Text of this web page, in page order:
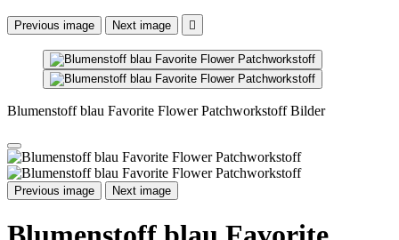
 Ausdrucken
Beschreibung
Farbe: hellblau rot grün weiß
Grund
Material: 100 % Baumwolle 110/112 cm breit